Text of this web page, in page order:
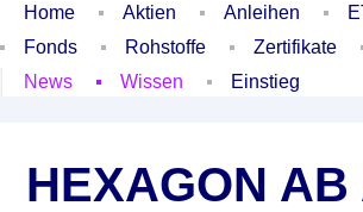
Home Aktien Anleihen
Fonds
Rohstoffe Zertifikate
News
Wissen Einstieg
HEXAGON AB